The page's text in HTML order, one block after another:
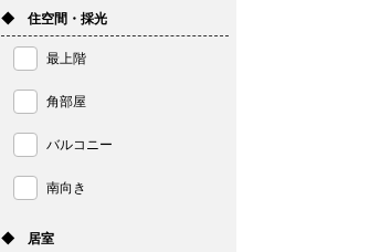
◆ 住空間・採光
最上階
角部屋
バルコニー
南向き
◆ 居室